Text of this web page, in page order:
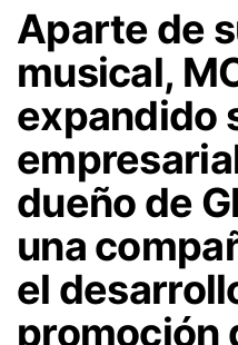
Aparte de
musical,
expandido
dueño de
una
el
promoción